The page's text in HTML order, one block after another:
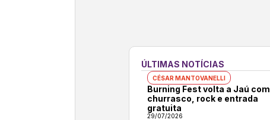
ÚLTIMAS NOTÍCIAS
CÉSAR MANTOVANELLI
Burning Fest volta a Jaú com
churrasco, rock e entrada
gratuita
29/07/2026